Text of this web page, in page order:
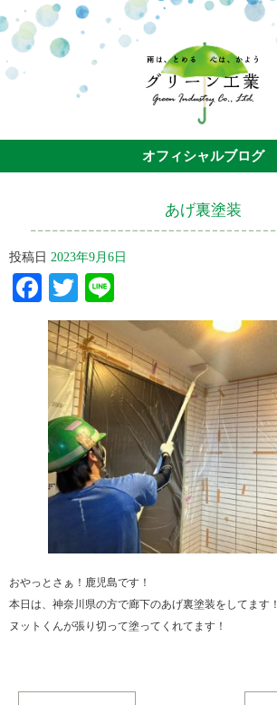
オフィシャルブログ
あげ裏塗装
投稿日 2023年9月6日
Facebook
Twitter
おやっとさぁ！鹿児島です！
本日は、神奈川県の方で廊下のあげ裏塗装をしてます！
ヌットくんが張り切って塗ってくれてます！